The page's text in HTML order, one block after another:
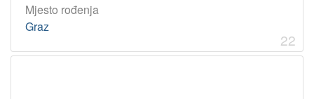
Mjesto rođenja
Graz
22